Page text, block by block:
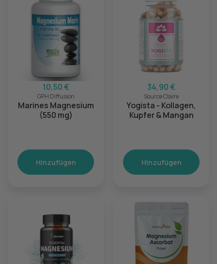
10,50 €
GPH Diffusion
Marines Magnesium
(550 mg)
Hinzufügen
34,90 €
Source Claire
Yogista - Kollagen,
Kupfer & Mangan
Hinzufügen